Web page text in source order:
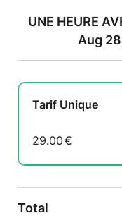
UNE HEURE
Aug
Tarif Unique
29.00€
Total